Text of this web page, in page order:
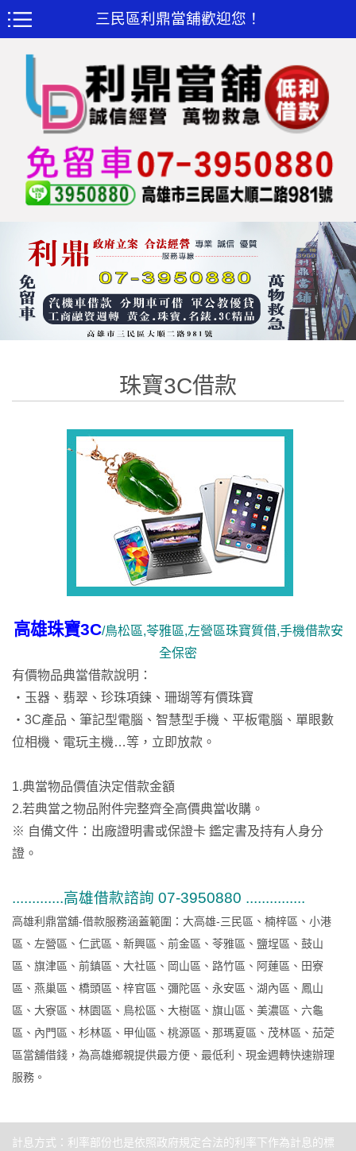
三民區利鼎當舖歡迎您！
珠寶3C借款
高雄珠寶3C/鳥松區,苓雅區,左營區珠寶質借,手機借款安
全保密
有價物品典當借款說明：
‧玉器、翡翠、珍珠項鍊、珊瑚等有價珠寶
‧3C產品、筆記型電腦、智慧型手機、平板電腦、單眼數
位相機、電玩主機…等，立即放款。
1.典當物品價值決定借款金額
2.若典當之物品附件完整齊全高價典當收購。
※ 自備文件：出廠證明書或保證卡 鑑定書及持有人身分
證。
.............高雄借款諮詢 07-3950880 ...............
高雄利鼎當舖-借款服務涵蓋範圍：大高雄-三民區、楠梓區、小港
區、左營區、仁武區、新興區、前金區、苓雅區、鹽埕區、鼓山
區、旗津區、前鎮區、大社區、岡山區、路竹區、阿蓮區、田寮
區、燕巢區、橋頭區、梓官區、彌陀區、永安區、湖內區、鳳山
區、大寮區、林園區、鳥松區、大樹區、旗山區、美濃區、六龜
區、內門區、杉林區、甲仙區、桃源區、那瑪夏區、茂林區、茄萣
區當舖借錢，為高雄鄉親提供最方便、最低利、現金週轉快速辦理
服務。
計息方式：利率部份也是依照政府規定合法的利率下作為計息的標